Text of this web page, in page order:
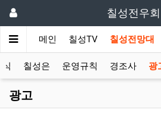
칠성전우회
메인 칠성TV 칠성전망대
칠성은 운영규칙 경조사 광
광고